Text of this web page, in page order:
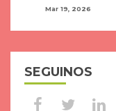
Mar 19, 2026
SEGUINOS